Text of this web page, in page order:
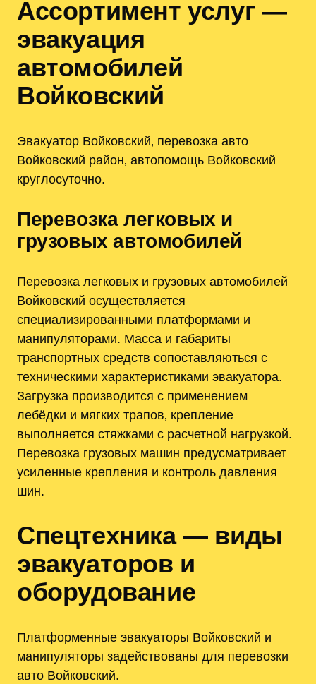
Ассортимент услуг —
эвакуация
автомобилей
Войковский
Эвакуатор Войковский‚ перевозка авто
Войковский район‚ автопомощь Войковский
круглосуточно.
Перевозка легковых и
грузовых автомобилей
Перевозка легковых и грузовых автомобилей
Войковский осуществляется
специализированными платформами и
манипуляторами. Масса и габариты
транспортных средств сопоставляються с
техническими характеристиками эвакуатора.
Загрузка производится с применением
лебёдки и мягких трапов‚ крепление
выполняется стяжками с расчетной нагрузкой.
Перевозка грузовых машин предусматривает
усиленные крепления и контроль давления
шин.
Спецтехника — виды
эвакуаторов и
оборудование
Платформенные эвакуаторы Войковский и
манипуляторы задействованы для перевозки
авто Войковский.